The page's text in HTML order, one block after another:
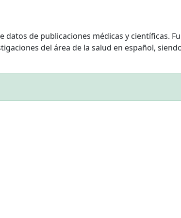
de publicaciones médicas y científicas.
del área de la salud en español,